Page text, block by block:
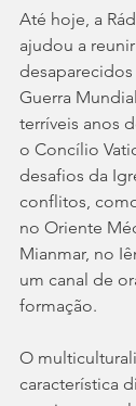
Até hoje, a
ajudou a
Guerra
terríveis anos
o Concílio
desafios da
conflitos,
no Oriente
Mianmar, no
um canal de
formação.
O
característica